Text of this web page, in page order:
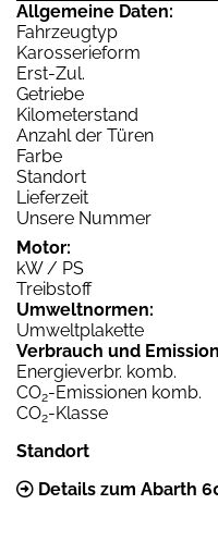
Allgemeine Daten:
Fahrzeugtyp
Karosserieform
Erst-Zul.
Getriebe
Kilometerstand
Anzahl der Türen
Farbe
Standort
Lieferzeit
Unsere Nummer
Motor:
kW / PS
Treibstoff
Umweltnormen:
Umweltplakette
Verbrauch und
Energieverbr. komb.
CO2-Emissionen komb.
CO2-Klasse
Standort
Details zum Abarth